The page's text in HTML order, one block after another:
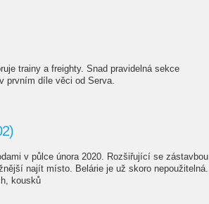
trainy a freighty. Snad pravidelná sekce
prvním díle věci od Serva.
v půlce února 2020. Rozšiřující se zástavbou
najít místo. Belárie je už skoro nepoužitelná.
kousků